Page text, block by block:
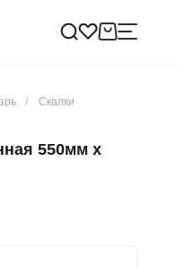
Скалки
550мм х